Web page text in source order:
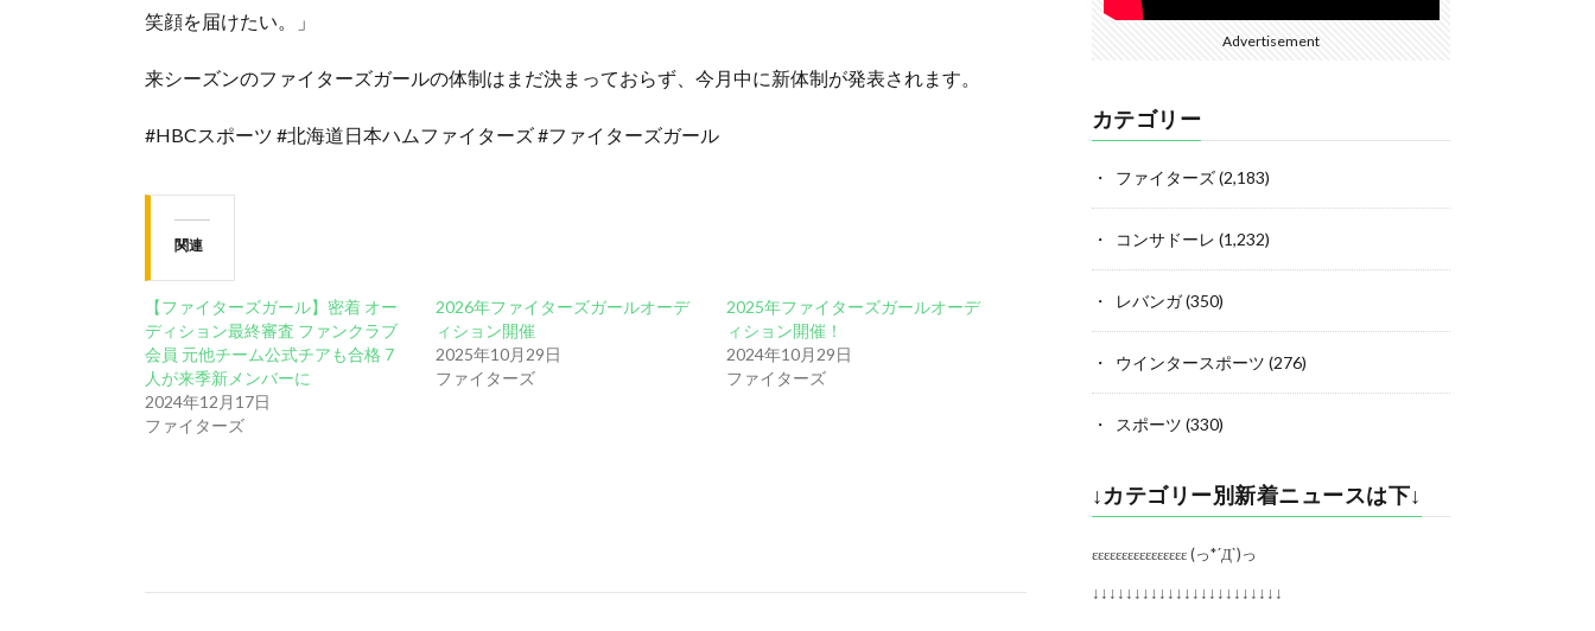
笑顔を届けたい。」
来シーズンのファイターズガールの体制はまだ決まっておらず、今月中に新体制が発表されます。
#HBCスポーツ #北海道日本ハムファイターズ #ファイターズガール
関連
【ファイターズガール】密着 オー
ディション最終審査 ファンクラブ
会員 元他チーム公式チアも合格 7
人が来季新メンバーに
2024年12月17日
ファイターズ
2026年ファイターズガールオーデ
ィション開催
2025年10月29日
ファイターズ
2025年ファイターズガールオーデ
ィション開催！
2024年10月29日
ファイターズ
Advertisement
カテゴリー
ファイターズ(2,183)
コンサドーレ (1,232)
レバンガ(350)
ウインタースポーツ (276)
スポーツ (330)
↓カテゴリー別新着ニュースは下↓
εεεεεεεεεεεεεεεε (っ*´Д`)っ
↓↓↓↓↓↓↓↓↓↓↓↓↓↓↓↓↓↓↓↓↓↓↓